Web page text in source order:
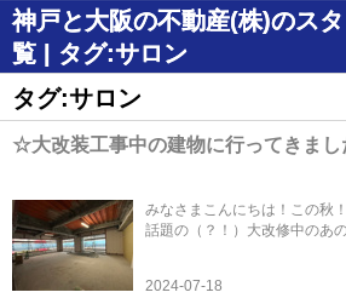
神戸と大阪の不動産(株)のス
覧 | タグ:サロン
タグ:サロン
☆大改装工事中の建物に行ってきま
みなさまこんにちは！この秋
話題の（？！）大改修中のあ
2024-07-18